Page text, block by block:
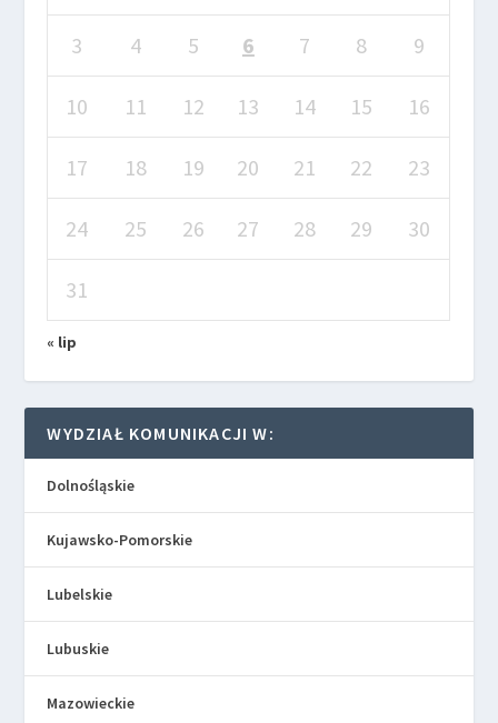
3 4 5 6 7 8 9
10 11 12 13 14 15 16
17 18 19 20 21 22 23
24 25 26 27 28 29 30
31
« lip
WYDZIAŁ KOMUNIKACJI W:
Dolnośląskie
Kujawsko-Pomorskie
Lubelskie
Lubuskie
Mazowieckie